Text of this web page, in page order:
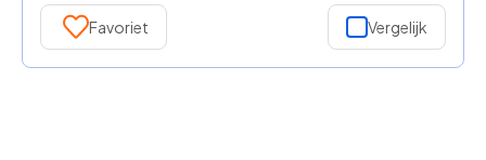
Favoriet Vergelijk